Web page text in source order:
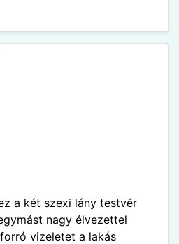
a két szexi lány testvér
nagy élvezettel
vizeletet a lakás